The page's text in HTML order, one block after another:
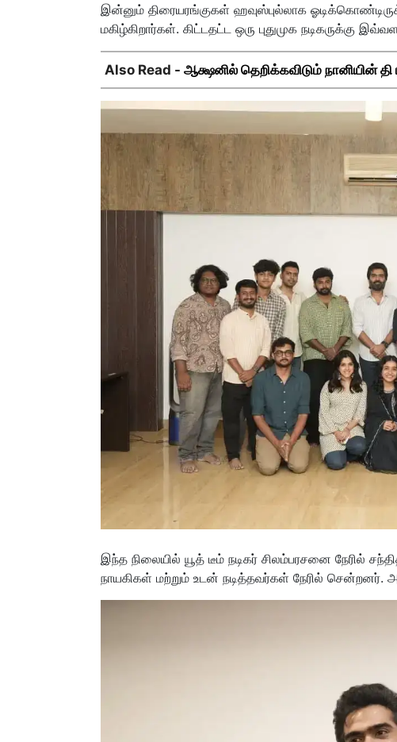
இன்னும் திரையரங்குகள் ஹவுஸ்புல்லாக
மகிழ்கிறார்கள். கிட்டதட்ட ஒரு புதுமுக நடிகருக்கு
Also Read - ஆக்ஷனில் தெறிக்கவிடும் நானியின்
இந்த நிலையில் யூத் டீம் நடிகர் சிலம்பரசனை நேரில்
நாயகிகள் மற்றும் உடன் நடித்தவர்கள் நேரில்